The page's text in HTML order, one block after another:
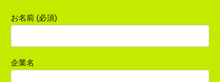
お名前 (必須)
企業名